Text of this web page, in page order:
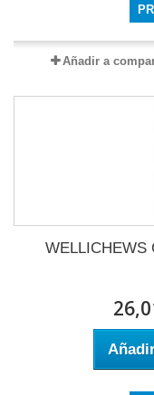
Añadir a
WELLICHEWS